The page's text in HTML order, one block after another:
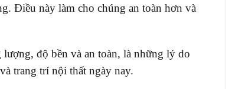
Điều này làm cho chúng an toàn hơn và
độ bền và an toàn, là những lý do
trang trí nội thất ngày nay.